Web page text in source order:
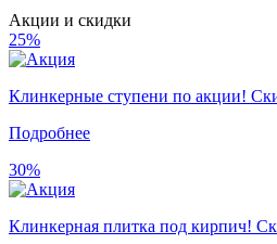
Акции и скидки
25%
Клинкерные ступени по акции!
Подробнее
30%
Клинкерная плитка под кирпич!